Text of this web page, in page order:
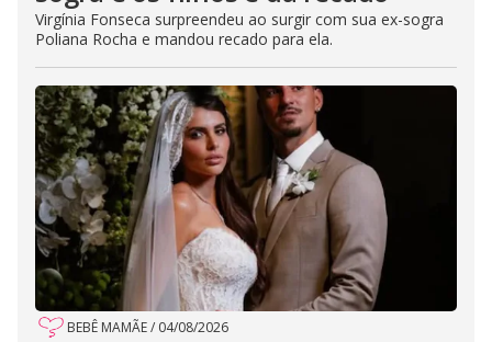
Virgínia Fonseca surpreendeu ao surgir com sua ex-sogra
Poliana Rocha e mandou recado para ela.
BEBÊ MAMÃE/ 04/08/2026